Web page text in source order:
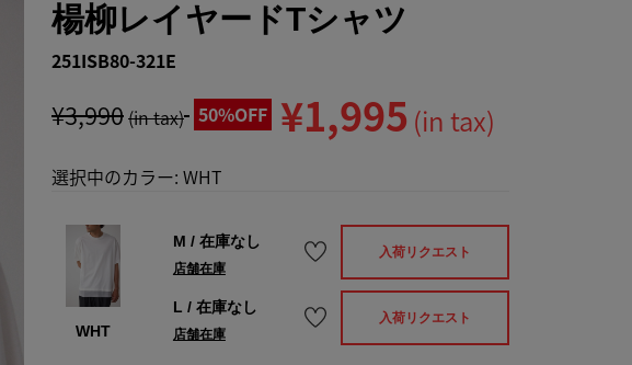
楊柳レイヤードTシャツ
251ISB80-321E
¥3,990(in tax) 50%OFF ¥1,995 (in tax)
選択中のカラー: WHT
WHT
M / 在庫なし
店舗在庫
入荷リクエスト
L / 在庫なし
店舗在庫
入荷リクエスト